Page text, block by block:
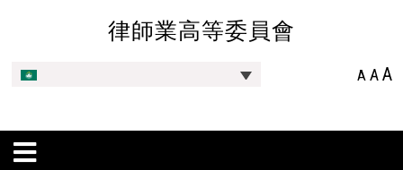
律師業高等委員會
A AA